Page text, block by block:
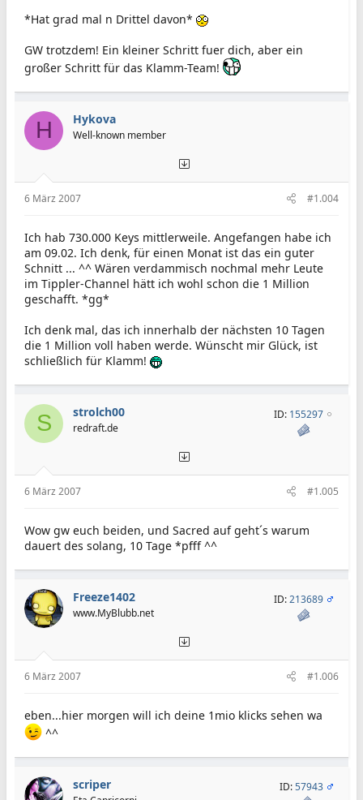
*Hat grad mal n Drittel davon*
GW trotzdem! Ein kleiner Schritt fuer dich, aber ein
großer Schritt für das Klamm-Team!
H Hykova
Well-known member
6 März 2007 #1.004
Ich hab 730.000 Keys mittlerweile. Angefangen habe ich
am 09.02. Ich denk, für einen Monat ist das ein guter
Schnitt ... ^^ Wären verdammisch nochmal mehr Leute
im Tippler-Channel hätt ich wohl schon die 1 Million
geschafft. *gg*
Ich denk mal, das ich innerhalb der nächsten 10 Tagen
die 1 Million voll haben werde. Wünscht mir Glück, ist
schließlich für Klamm!
S strolch00
redraft.de
ID: 155297
6 März 2007 #1.005
Wow gw euch beiden, und Sacred auf geht´s warum
dauert des solang, 10 Tage *pfff ^^
Freeze1402
www.MyBlubb.net
ID:213689
6 März 2007 #1.006
eben...hier morgen will ich deine 1mio klicks sehen wa
^^
scriper ID:57943